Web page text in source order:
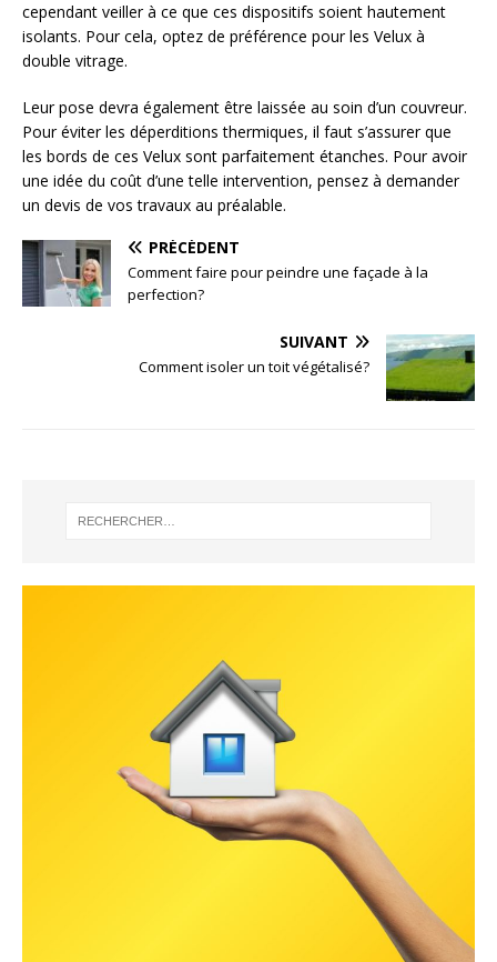
cependant veiller à ce que ces dispositifs soient hautement
isolants. Pour cela, optez de préférence pour les Velux à
double vitrage.
Leur pose devra également être laissée au soin d’un couvreur.
Pour éviter les déperditions thermiques, il faut s’assurer que
les bords de ces Velux sont parfaitement étanches. Pour avoir
une idée du coût d’une telle intervention, pensez à demander
un devis de vos travaux au préalable.
PRÉCÉDENT
Comment faire pour peindre une façade à la
perfection?
SUIVANT
Comment isoler un toit végétalisé?